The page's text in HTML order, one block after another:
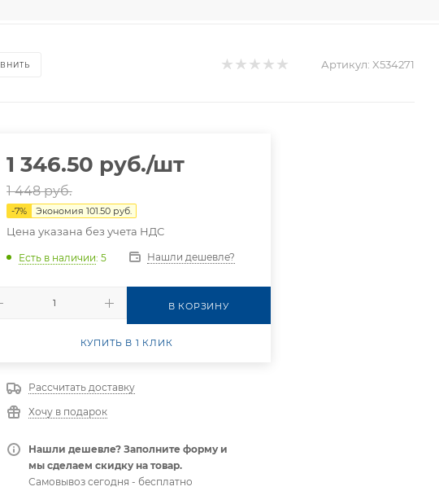
Артикул: X534271
1 346.50 руб./шт
1 448руб.
-7% Экономия101.50 руб.
Цена указана без учета НДС
Есть в наличии: 5 Нашли дешевле?
В КОРЗИНУ
КУПИТЬ В 1 КЛИК
Рассчитать доставку
Хочу в подарок
Нашли дешевле? Заполните форму и
мы сделаем скидку на товар.
Самовывоз сегодня - бесплатно